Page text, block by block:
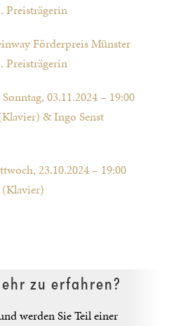
Preisträgerin
Förderpreis Münster
Preisträgerin
Sonntag, 03.11.2024 – 19:00
& Ingo Senst
23.10.2024 – 19:00
zu erfahren?
werden Sie Teil einer